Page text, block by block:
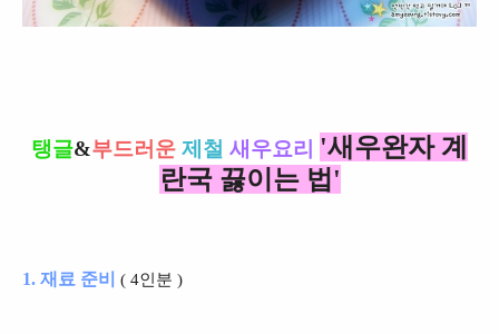
탱글&부드러운 제철 새우요리 '새우완자 계
란국 끓이는 법'
1. 재료 준비 ( 4인분 )